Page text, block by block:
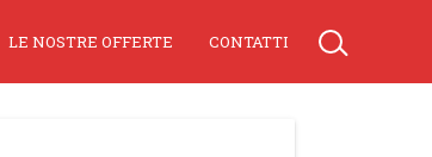
LE NOSTRE OFFERTE CONTATTI